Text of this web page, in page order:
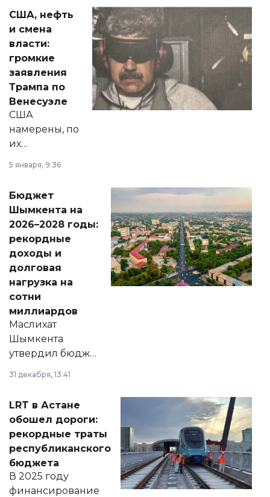
актуальных тем —
от слухов о
политических
реформах до
вопросов армии,
экономики и
личного здоровья.
США, нефть
и смена
власти:
громкие
заявления
Трампа по
Венесуэле
США
намерены, по
их
принести
народу
Венесуэлы.
5 января, 9:36
Бюджет
Шымкента на
2026–2028 годы:
рекордные
доходы и
долговая
нагрузка на
сотни
миллиардов
Маслихат
Шымкента
утвердил бюджет
города на 2026–
2028 годы.
документ
появился в базе
нормативных
правовых актов и
на сайте маслихат
города.
31 декабря, 13:41
LRT в Астане
обошел дороги:
рекордные траты
республиканского
бюджета
В 2025 году
финансирование